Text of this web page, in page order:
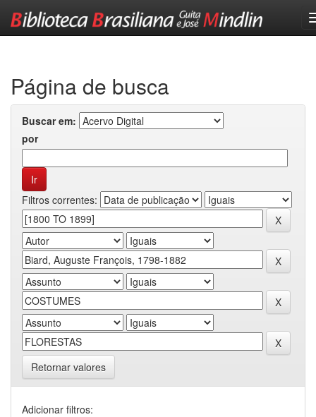
Página de busca
Buscar em:
por
Filtros correntes:
Retornar valores
Adicionar filtros: